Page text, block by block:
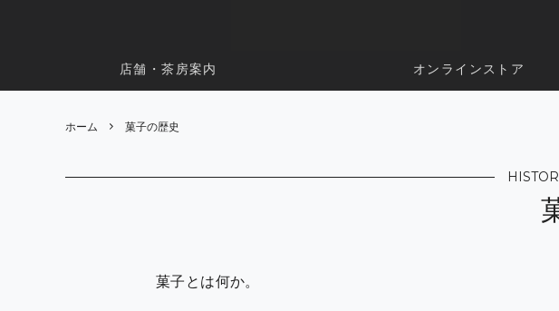
店舗・茶房案内 オンラインストア
ホーム 菓子の歴史
菓子とは何か。